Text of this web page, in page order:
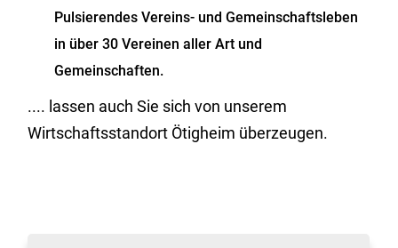
Pulsierendes Vereins- und Gemeinschaftsleben
in über 30 Vereinen aller Art und
Gemeinschaften.
.... lassen auch Sie sich von unserem
Wirtschaftsstandort Ötigheim überzeugen.